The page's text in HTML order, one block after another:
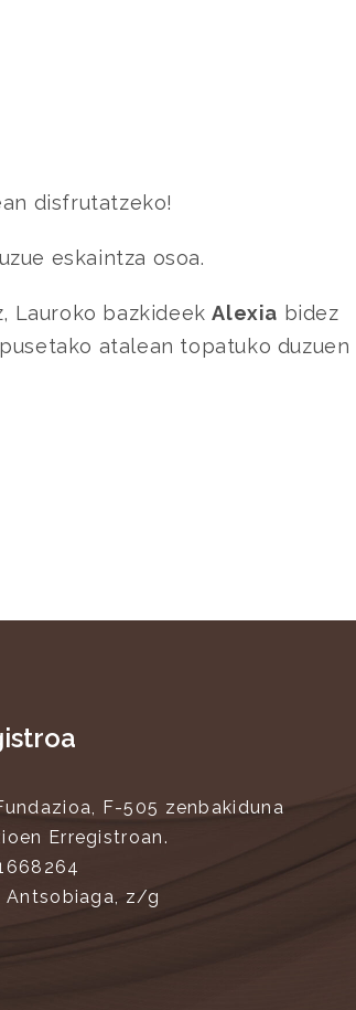
disfrutatzeko!
eskaintza osoa.
Lauroko bazkideekAlexia bidez
atalean topatuko duzuen
F-505 zenbakiduna
Erregistroan.
Antsobiaga, z/g